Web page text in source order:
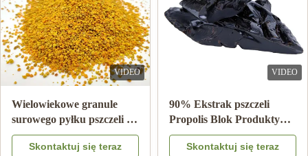
to deal with. Delivery was prompt and tracking was great. Quality
of product was exceptional.
VIDEO
Wielowiekowe granule
surowego pyłku pszczeli 25
kg Karton suplement diety
Skontaktuj się teraz
VIDEO
90% Ekstrak pszczeli
Propolis Blok Produkty
pszczeli Do pielęgnacji
zdrowia z Bee star
Skontaktuj się teraz